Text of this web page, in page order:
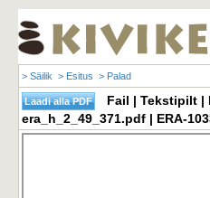
> Säilik > Esitus > Palad
Fail | Tekstipilt |
era_h_2_49_371.pdf | ERA-